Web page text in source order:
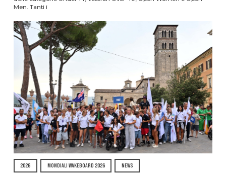
Men. Tanti i
2026 MONDIALI WAKEBOARD 2026 NEWS